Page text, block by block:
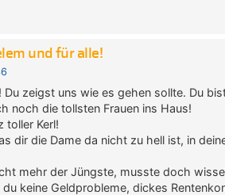
und für alle!
Du zeigst uns wie es gehen sollte. Du
noch die tollsten Frauen ins Haus!
toller Kerl!
dir die Dame da nicht zu hell ist, in
mehr der Jüngste, musste doch
keine Geldprobleme, dickes